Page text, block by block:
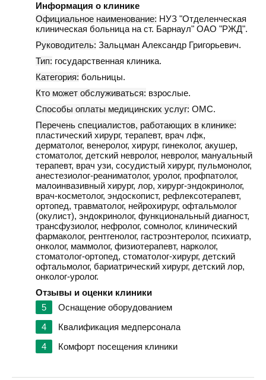
Информация о клинике
Официальное наименование: НУЗ "Отделенческая
клиническая больница на ст. Барнаул" ОАО "РЖД".
Руководитель: Зальцман Александр Григорьевич.
Тип: государственная клиника.
Категория: больницы.
Кто может обслуживаться: взрослые.
Способы оплаты медицинских услуг: ОМС.
Перечень специалистов, работающих в клинике:
пластический хирург, терапевт, врач лфк,
дерматолог, венеролог, хирург, гинеколог, акушер,
стоматолог, детский невролог, невролог, мануальный
терапевт, врач узи, сосудистый хирург, пульмонолог,
анестезиолог-реаниматолог, уролог, профпатолог,
малоинвазивный хирург, лор, хирург-эндокринолог,
врач-косметолог, эндоскопист, рефлексотерапевт,
ортопед, травматолог, нейрохирург, офтальмолог
(окулист), эндокринолог, функциональный диагност,
трансфузиолог, нефролог, сомнолог, клинический
фармаколог, рентгенолог, гастроэнтеролог, психиатр,
онколог, маммолог, физиотерапевт, нарколог,
стоматолог-ортопед, стоматолог-хирург, детский
офтальмолог, бариатрический хирург, детский лор,
онколог-уролог.
Отзывы и оценки клиники
5
Оснащение оборудованием
4
Квалификация медперсонала
4
Комфорт посещения клиники